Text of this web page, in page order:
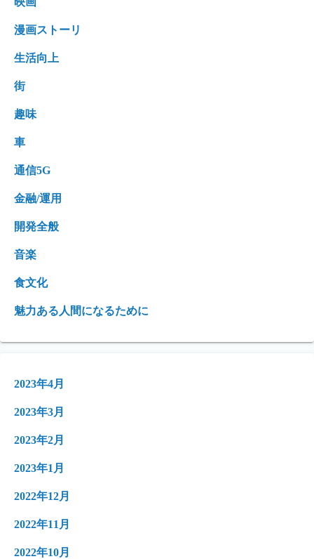
漫画ストーリ
生活向上
街
趣味
車
通信5G
金融/運用
開発全般
音楽
食文化
魅力ある人間になるために
2023年4月
2023年3月
2023年2月
2023年1月
2022年12月
2022年11月
2022年10月